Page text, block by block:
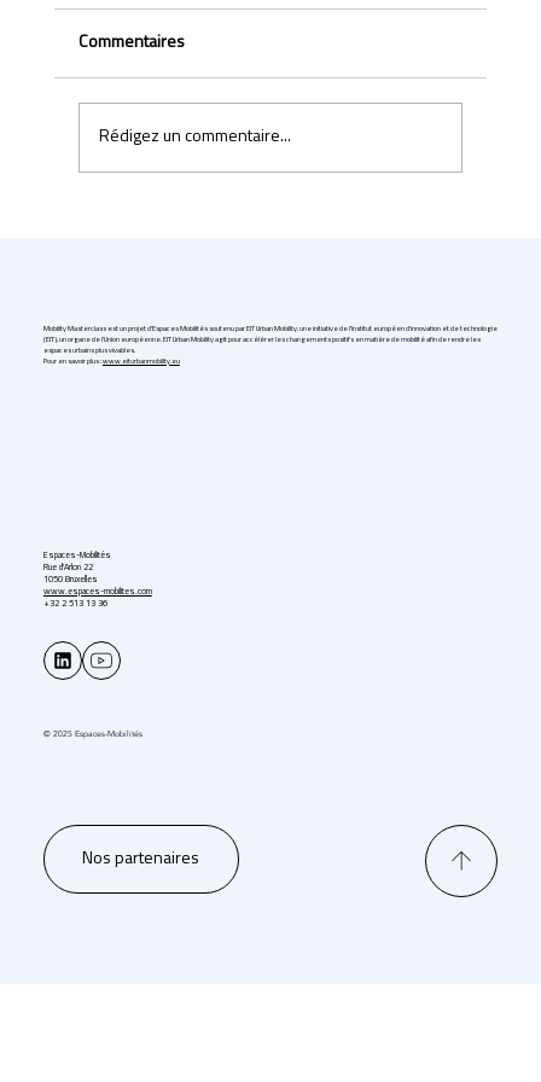
Commentaires
Rédigez un commentaire...
Mobility Masterclass est un projet d'Espaces Mobilités soutenu par EIT Urban Mobility, une initiative de l'Institut européen d'innovation et de technologie
(EIT), un organe de l'Union européenne. EIT Urban Mobility agit pour accélérer les changements positifs en matière de mobilité afin de rendre les
espaces urbains plus vivables.
Pour en savoir plus :www.eiturbanmobility.eu
Espaces-Mobilités
Rue d'Arlon 22
1050 Bruxelles
www.espaces-mobilites.com
+32 2 513 13 36
© 2025 Espaces-Mobilités
Nos partenaires